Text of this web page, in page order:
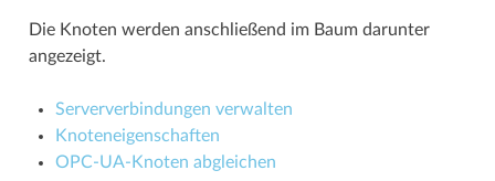
Die Knoten werden anschließend im Baum darunter
angezeigt.
Serververbindungen verwalten
Knoteneigenschaften
OPC-UA-Knoten abgleichen